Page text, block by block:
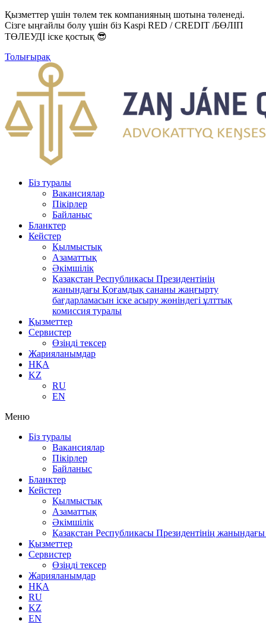
Қызметтер үшін төлем тек компанияның шотына төленеді.
Сізге ыңғайлы болу үшін біз Kaspi RED / CREDIT /БӨЛІП
ТӨЛЕУДІ іске қостық 😎
Толығырақ
Біз туралы
Вакансиялар
Пікірлер
Байланыс
Бланктер
Кейстер
Қылмыстық
Азаматтық
Әкімшілік
Қазақстан Республикасы Президентінің
жанындағы Қоғамдық сананы жаңғырту
бағдарламасын іске асыру жөніндегі ұлттық
комиссия туралы
Қызметтер
Сервистер
Өзіңді тексер
Жарияланымдар
НҚА
KZ
RU
EN
Меню
Біз туралы
Вакансиялар
Пікірлер
Байланыс
Бланктер
Кейстер
Қылмыстық
Азаматтық
Әкімшілік
Қазақстан Республикасы Президентінің
Қызметтер
Сервистер
Өзіңді тексер
Жарияланымдар
НҚА
RU
KZ
EN